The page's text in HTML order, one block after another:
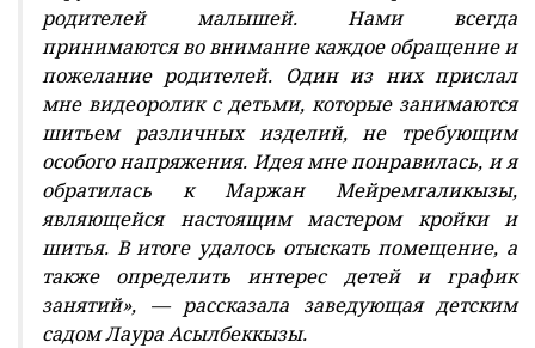
родителей малышей. Нами всегда
принимаются во внимание каждое обращение и
пожелание родителей. Один из них прислал
мне видеоролик с детьми, которые занимаются
шитьем различных изделий, не требующим
особого напряжения. Идея мне понравилась, и я
обратилась к Маржан Мейремгаликызы,
являющейся настоящим мастером кройки и
шитья. В итоге удалось отыскать помещение, а
также определить интерес детей и график
занятий», — рассказала заведующая детским
садом Лаура Асылбеккызы.